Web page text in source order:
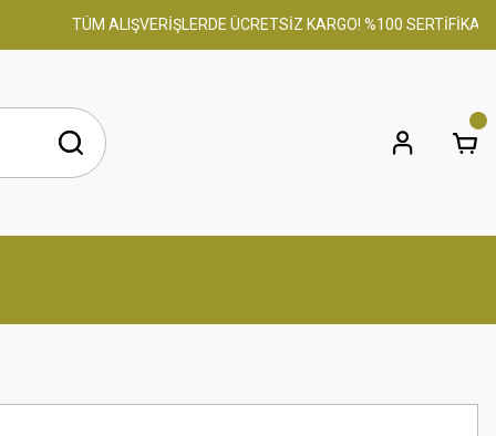
TÜM ALIŞVERİŞLERDE ÜCRETSİZ KARGO! %100 SERTİFİKALI